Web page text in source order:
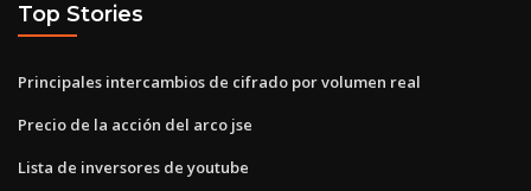
Top Stories
Principales intercambios de cifrado por volumen real
Precio de la acción del arco jse
Lista de inversores de youtube